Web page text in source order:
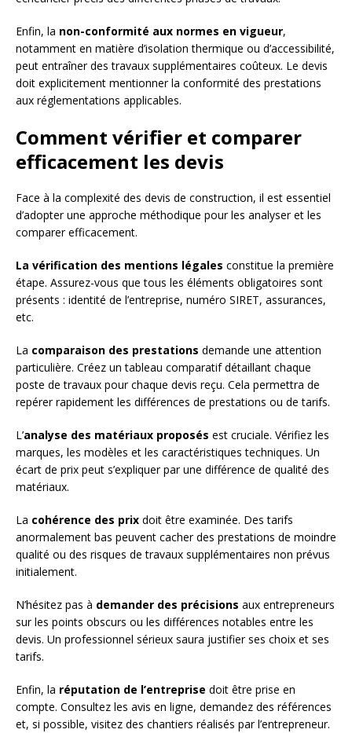
Enfin, la non-conformité aux normes en vigueur,
notamment en matière d’isolation thermique ou d’accessibilité,
peut entraîner des travaux supplémentaires coûteux. Le devis
doit explicitement mentionner la conformité des prestations
aux réglementations applicables.
Comment vérifier et comparer
efficacement les devis
Face à la complexité des devis de construction, il est essentiel
d’adopter une approche méthodique pour les analyser et les
comparer efficacement.
La vérification des mentions légales constitue la première
étape. Assurez-vous que tous les éléments obligatoires sont
présents : identité de l’entreprise, numéro SIRET, assurances,
etc.
La comparaison des prestations demande une attention
particulière. Créez un tableau comparatif détaillant chaque
poste de travaux pour chaque devis reçu. Cela permettra de
repérer rapidement les différences de prestations ou de tarifs.
L’analyse des matériaux proposés est cruciale. Vérifiez les
marques, les modèles et les caractéristiques techniques. Un
écart de prix peut s’expliquer par une différence de qualité des
matériaux.
La cohérence des prix doit être examinée. Des tarifs
anormalement bas peuvent cacher des prestations de moindre
qualité ou des risques de travaux supplémentaires non prévus
initialement.
N’hésitez pas à demander des précisions aux entrepreneurs
sur les points obscurs ou les différences notables entre les
devis. Un professionnel sérieux saura justifier ses choix et ses
tarifs.
Enfin, la réputation de l’entreprise doit être prise en
compte. Consultez les avis en ligne, demandez des références
et, si possible, visitez des chantiers réalisés par l’entrepreneur.